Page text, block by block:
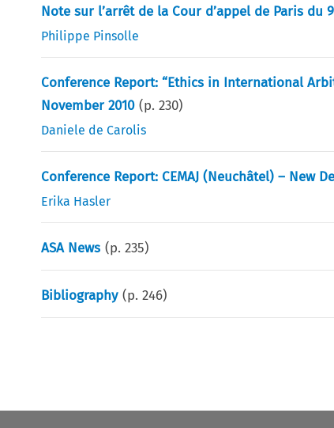
Note sur l’arrêt de la Cour d’appel de Paris du
Philippe Pinsolle
Conference Report: “Ethics in International
November 2010 (p.230)
Daniele de Carolis
Conference Report: CEMAJ (Neuchâtel) –
Erika Hasler
ASA News (p.235)
Bibliography (p.246)